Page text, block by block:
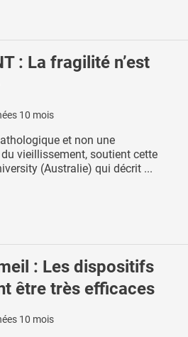
: La fragilité n’est
10 mois
et non une
vieillissement, soutient cette
(Australie) qui décrit ...
: Les dispositifs
être très efficaces
10 mois